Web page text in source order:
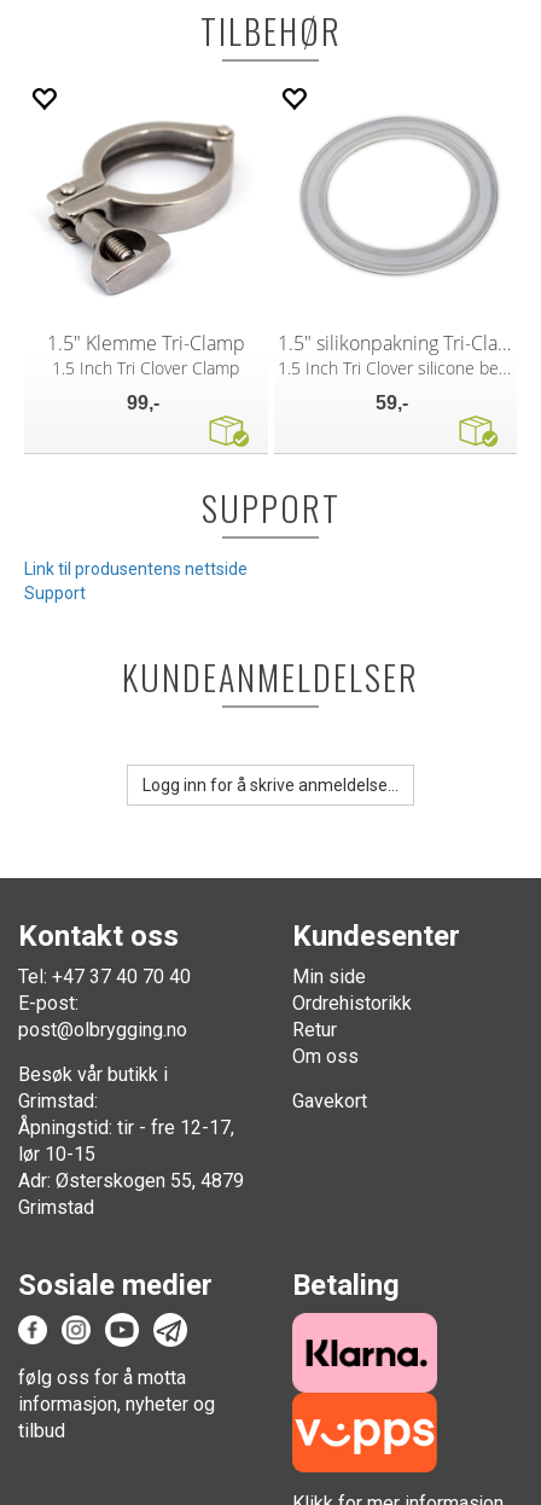
TILBEHØR
1.5" Klemme Tri-Clamp
1.5 Inch Tri Clover Clamp
99,-
1.5" silikonpakning Tri-Clamp
1.5 Inch Tri Clover silicone beaded seal
59,-
SUPPORT
Link til produsentens nettside
Support
KUNDEANMELDELSER
Logg inn for å skrive anmeldelse...
Kontakt oss
Tel: +47 37 40 70 40
E-post:
post@olbrygging.no
Besøk vår butikk i
Grimstad:
Åpningstid: tir - fre 12-17,
lør 10-15
Adr: Østerskogen 55, 4879
Grimstad
Kundesenter
Min side
Ordrehistorikk
Retur
Om oss
Gavekort
Sosiale medier
følg oss for å motta
informasjon, nyheter og
tilbud
Betaling